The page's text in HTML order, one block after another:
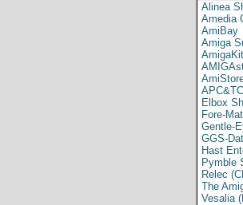
Alinea
Amedia
AmiBay
Amiga
Elbox
Fore-
Gentle-
GGS-
Hast
Pymble
Relec
The
Vesalia